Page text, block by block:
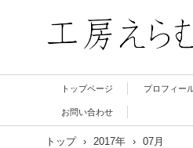
工房 えらむ
トップページ プロフィー
お問い合わせ
トップ › 2017年 › 07月